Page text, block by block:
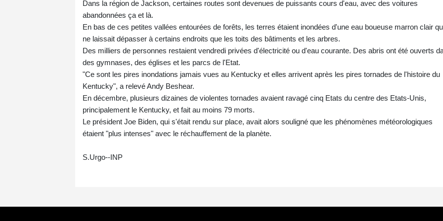
Dans la région de Jackson, certaines routes sont devenues de puissants cours d'eau, avec des voitures
abandonnées ça et là.
En bas de ces petites vallées entourées de forêts, les terres étaient inondées d'une eau boueuse marron clair
ne laissait dépasser à certains endroits que les toits des bâtiments et les arbres.
Des milliers de personnes restaient vendredi privées d'électricité ou d'eau courante. Des abris ont été ouverts
des gymnases, des églises et les parcs de l'Etat.
"Ce sont les pires inondations jamais vues au Kentucky et elles arrivent après les pires tornades de l'histoire du
Kentucky", a relevé Andy Beshear.
En décembre, plusieurs dizaines de violentes tornades avaient ravagé cinq Etats du centre des Etats-Unis,
principalement le Kentucky, et fait au moins 79 morts.
Le président Joe Biden, qui s'était rendu sur place, avait alors souligné que les phénomènes météorologiques
étaient "plus intenses" avec le réchauffement de la planète.
S.Urgo--INP